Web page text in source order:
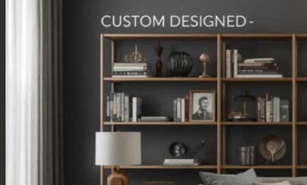
Our Service
Our Supply